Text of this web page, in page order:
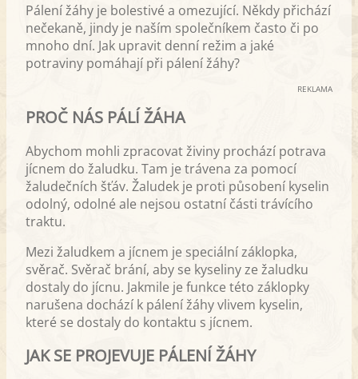
Pálení žáhy je bolestivé a omezující. Někdy přichází
nečekaně, jindy je naším společníkem často či po
mnoho dní. Jak upravit denní režim a jaké
potraviny pomáhají při pálení žáhy?
REKLAMA
PROČ NÁS PÁLÍ ŽÁHA
Abychom mohli zpracovat živiny prochází potrava
jícnem do žaludku. Tam je trávena za pomocí
žaludečních šťáv. Žaludek je proti působení kyselin
odolný, odolné ale nejsou ostatní části trávícího
traktu.
Mezi žaludkem a jícnem je speciální záklopka,
svěrač. Svěrač brání, aby se kyseliny ze žaludku
dostaly do jícnu. Jakmile je funkce této záklopky
narušena dochází k pálení žáhy vlivem kyselin,
které se dostaly do kontaktu s jícnem.
JAK SE PROJEVUJE PÁLENÍ ŽÁHY